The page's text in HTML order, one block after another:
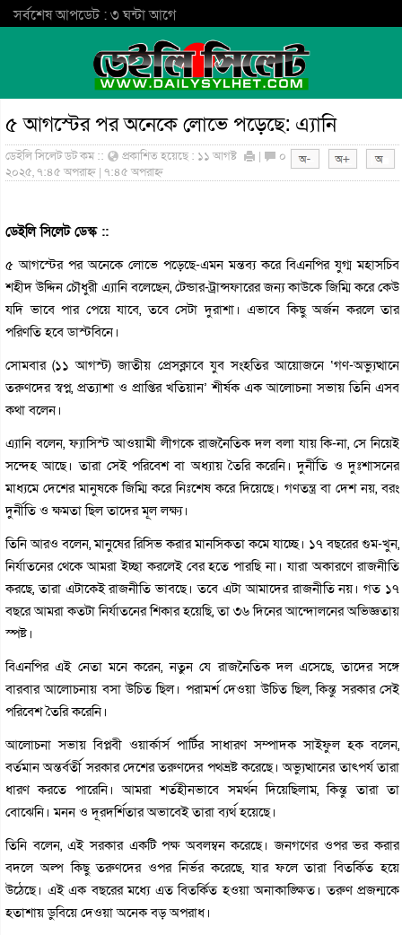
সর্বশেষ আপডেট : ৩ ঘন্টা আগে
৫ আগস্টের পর অনেকে লোভে পড়েছে: এ্যানি
ডেইলি সিলেট ডট কম ::
প্রকাশিত হয়েছে : ১১ আগষ্ট
২০২৫, ৭:৪৫ অপরাহ্ন | ৭:৪৫ অপরাহ্ন
| ০
ডেইলি সিলেট ডেস্ক ::
৫ আগস্টের পর অনেকে লোভে পড়েছে-এমন মন্তব্য করে বিএনপির যুগ্ম মহাসচিব
শহীদ উদ্দিন চৌধুরী এ্যানি বলেছেন, টেন্ডার-ট্রান্সফারের জন্য কাউকে জিম্মি করে কেউ
যদি ভাবে পার পেয়ে যাবে, তবে সেটা দুরাশা। এভাবে কিছু অর্জন করলে তার
পরিণতি হবে ডাস্টবিনে।
সোমবার (১১ আগস্ট) জাতীয় প্রেসক্লাবে যুব সংহতির আয়োজনে ‘গণ-অভ্যুত্থানে
তরুণদের স্বপ্ন, প্রত্যাশা ও প্রাপ্তির খতিয়ান’ শীর্ষক এক আলোচনা সভায় তিনি এসব
কথা বলেন।
এ্যানি বলেন, ফ্যাসিস্ট আওয়ামী লীগকে রাজনৈতিক দল বলা যায় কি-না, সে নিয়েই
সন্দেহ আছে। তারা সেই পরিবেশ বা অধ্যায় তৈরি করেনি। দুর্নীতি ও দুঃশাসনের
মাধ্যমে দেশের মানুষকে জিম্মি করে নিঃশেষ করে দিয়েছে। গণতন্ত্র বা দেশ নয়, বরং
দুর্নীতি ও ক্ষমতা ছিল তাদের মূল লক্ষ্য।
তিনি আরও বলেন, মানুষের রিসিভ করার মানসিকতা কমে যাচ্ছে। ১৭ বছরের গুম-খুন,
নির্যাতনের থেকে আমরা ইচ্ছা করলেই বের হতে পারছি না। যারা অকারণে রাজনীতি
করছে, তারা এটাকেই রাজনীতি ভাবছে। তবে এটা আমাদের রাজনীতি নয়। গত ১৭
বছরে আমরা কতটা নির্যাতনের শিকার হয়েছি, তা ৩৬ দিনের আন্দোলনের অভিজ্ঞতায়
স্পষ্ট।
বিএনপির এই নেতা মনে করেন, নতুন যে রাজনৈতিক দল এসেছে, তাদের সঙ্গে
বারবার আলোচনায় বসা উচিত ছিল। পরামর্শ দেওয়া উচিত ছিল, কিন্তু সরকার সেই
পরিবেশ তৈরি করেনি।
আলোচনা সভায় বিপ্লবী ওয়ার্কার্স পার্টির সাধারণ সম্পাদক সাইফুল হক বলেন,
বর্তমান অন্তর্বর্তী সরকার দেশের তরুণদের পথভ্রষ্ট করেছে। অভ্যুত্থানের তাৎপর্য তারা
ধারণ করতে পারেনি। আমরা শর্তহীনভাবে সমর্থন দিয়েছিলাম, কিন্তু তারা তা
বোঝেনি। মনন ও দূরদর্শিতার অভাবেই তারা ব্যর্থ হয়েছে।
তিনি বলেন, এই সরকার একটি পক্ষ অবলম্বন করেছে। জনগণের ওপর ভর করার
বদলে অল্প কিছু তরুণদের ওপর নির্ভর করেছে, যার ফলে তারা বিতর্কিত হয়ে
উঠেছে। এই এক বছরের মধ্যে এত বিতর্কিত হওয়া অনাকাঙ্ক্ষিত। তরুণ প্রজন্মকে
হতাশায় ডুবিয়ে দেওয়া অনেক বড় অপরাধ।